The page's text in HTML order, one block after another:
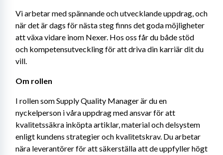
Vi arbetar med spännande och utvecklande uppdrag, och
när det är dags för nästa steg finns det goda möjligheter
att växa vidare inom Nexer. Hos oss får du både stöd
och kompetensutveckling för att driva din karriär dit du
vill.
Om rollen
I rollen som Supply Quality Manager är du en
nyckelperson i våra uppdrag med ansvar för att
kvalitetssäkra inköpta artiklar, material och delsystem
enligt kundens strategier och kvalitetskrav. Du arbetar
nära leverantörer för att säkerställa att de uppfyller högt